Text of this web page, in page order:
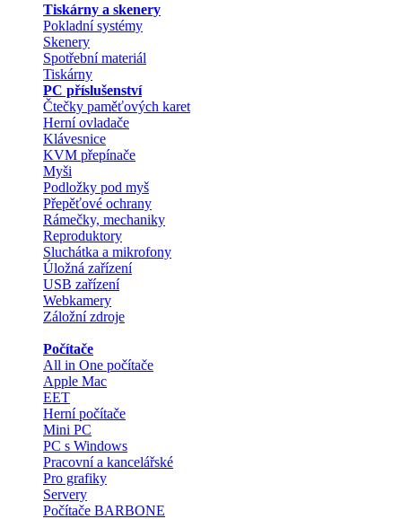
Tiskárny a skenery
Pokladní systémy
Skenery
Spotřební materiál
Tiskárny
PC příslušenství
Čtečky paměťových karet
Herní ovladače
Klávesnice
KVM přepínače
Myši
Podložky pod myš
Přepěťové ochrany
Rámečky, mechaniky
Reproduktory
Sluchátka a mikrofony
Úložná zařízení
USB zařízení
Webkamery
Záložní zdroje
Počítače
All in One počítače
Apple Mac
EET
Herní počítače
Mini PC
PC s Windows
Pracovní a kancelářské
Pro grafiky
Servery
Počítače BARBONE